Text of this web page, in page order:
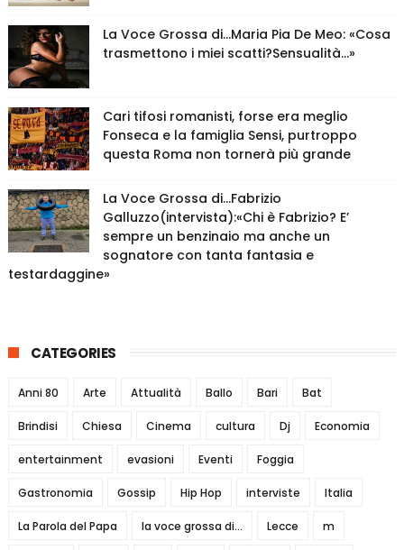
La Voce Grossa di…Maria Pia De Meo: «Cosa
trasmettono i miei scatti?Sensualità…»
Cari tifosi romanisti, forse era meglio
Fonseca e la famiglia Sensi, purtroppo
questa Roma non tornerà più grande
La Voce Grossa di…Fabrizio
Galluzzo(intervista):«Chi è Fabrizio? E’
sempre un benzinaio ma anche un
sognatore con tanta fantasia e
testardaggine»
CATEGORIES
Anni 80 Arte Attualità Ballo Bari Bat
Brindisi Chiesa Cinema cultura Dj Economia
entertainment evasioni Eventi Foggia
Gastronomia Gossip Hip Hop interviste Italia
La Parola del Papa la voce grossa di... Lecce m